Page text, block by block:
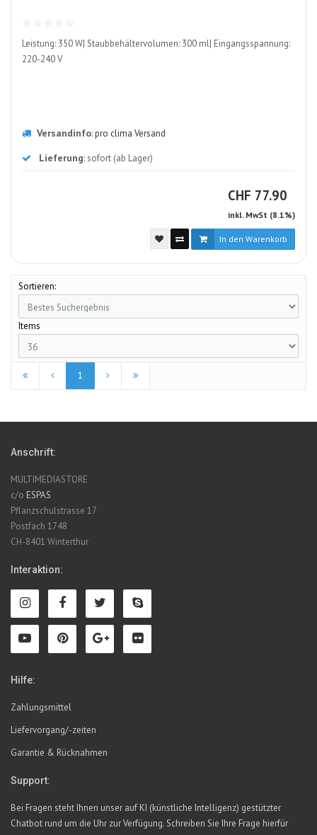
Leistung: 350 W| Staubbehältervolumen: 300 ml| Eingangsspannung:
220-240 V
Versandinfo:pro clima Versand
Lieferung: sofort (ab Lager)
CHF CHF
77.90
inkl. MwSt (8.1%)
In den Warenkorb
Sortieren:
Items
1
Anschrift:
MULTIMEDIASTORE
c/o ESPAS
Pflanzschulstrasse 17
Postfach 1748
CH-8401 Winterthur
Interaktion:
Hilfe:
Zahlungsmittel
Liefervorgang/-zeiten
Garantie & Rücknahmen
Support:
Bei Fragen steht Ihnen unser auf KI (künstliche Intelligenz) gestützter
Chatbot rund um die Uhr zur Verfügung. Schreiben Sie Ihre Frage hierfür